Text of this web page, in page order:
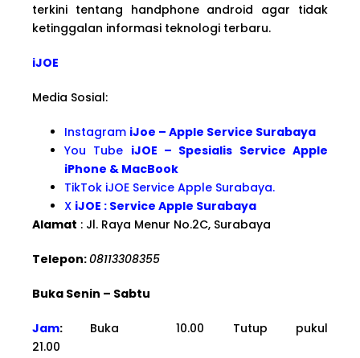
terkini tentang handphone android agar tidak
ketinggalan informasi teknologi terbaru.
iJOE
Media Sosial:
Instagram iJoe – Apple Service Surabaya
You Tube iJOE – Spesialis Service Apple
iPhone & MacBook
TikTok iJOE Service Apple Surabaya.
X iJOE : Service Apple Surabaya
Alamat : Jl. Raya Menur No.2C, Surabaya
Telepon:08113308355
Buka Senin – Sabtu
Jam: Buka 10.00 Tutup pukul
21.00